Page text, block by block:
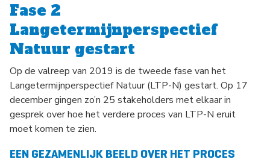
Fase 2
Langetermijnperspectief
Natuur gestart
Op de valreep van 2019 is de tweede fase van het
Langetermijnperspectief Natuur (LTP-N) gestart. Op 17
december gingen zo’n 25 stakeholders met elkaar in
gesprek over hoe het verdere proces van LTP-N eruit
moet komen te zien.
EEN GEZAMENLIJK BEELD OVER HET PROCES